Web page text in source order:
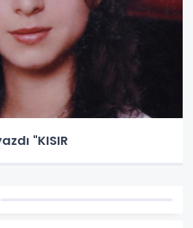
Habibe Aydın yazdı "KISIR